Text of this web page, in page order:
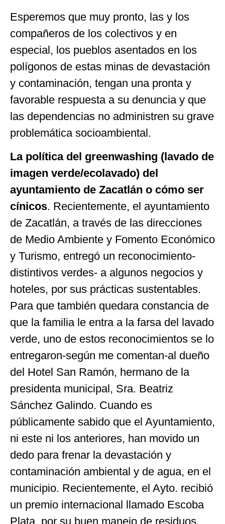
Esperemos que muy pronto, las y los
compañeros de los colectivos y en
especial, los pueblos asentados en los
polígonos de estas minas de devastación
y contaminación, tengan una pronta y
favorable respuesta a su denuncia y que
las dependencias no administren su grave
problemática socioambiental.
La política del greenwashing (lavado de
imagen verde/ecolavado) del
ayuntamiento de Zacatlán o cómo ser
cínicos. Recientemente, el ayuntamiento
de Zacatlán, a través de las direcciones
de Medio Ambiente y Fomento Económico
y Turismo, entregó un reconocimiento-
distintivos verdes- a algunos negocios y
hoteles, por sus prácticas sustentables.
Para que también quedara constancia de
que la familia le entra a la farsa del lavado
verde, uno de estos reconocimientos se lo
entregaron-según me comentan-al dueño
del Hotel San Ramón, hermano de la
presidenta municipal, Sra. Beatriz
Sánchez Galindo. Cuando es
públicamente sabido que el Ayuntamiento,
ni este ni los anteriores, han movido un
dedo para frenar la devastación y
contaminación ambiental y de agua, en el
municipio. Recientemente, el Ayto. recibió
un premio internacional llamado Escoba
Plata, por su buen manejo de residuos